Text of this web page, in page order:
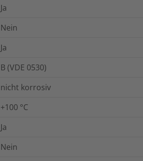
Ja
Nein
Ja
B (VDE 0530)
nicht korrosiv
+100 °C
Ja
Nein